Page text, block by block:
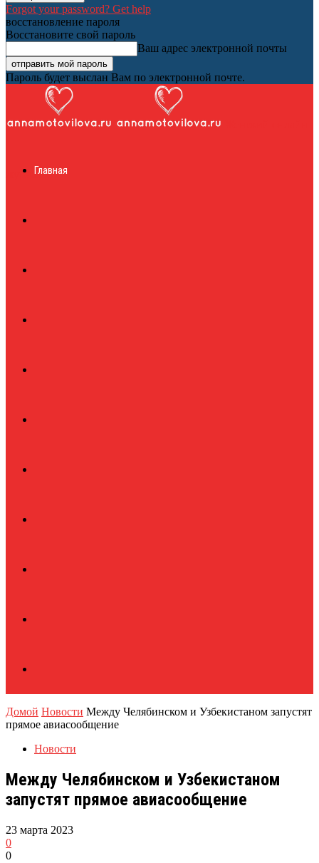
Forgot your password? Get help
восстановление пароля
Восстановите свой пароль
Ваш адрес электронной почты
Пароль будет выслан Вам по электронной почте.
журналГлавная
Домой Новости Между Челябинском и Узбекистаном запустят
прямое авиасообщение
Новости
Между Челябинском и Узбекистаном
запустят прямое авиасообщение
23 марта 2023
0
0